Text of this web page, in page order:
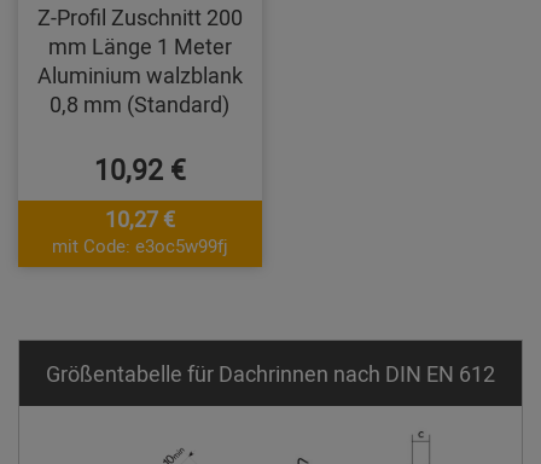
Z-Profil Zuschnitt 200
mm Länge 1 Meter
Aluminium walzblank
0,8 mm (Standard)
10,92 €
10,27 €
mit Code: e3oc5w99fj
Größentabelle für Dachrinnen nach DIN EN 612